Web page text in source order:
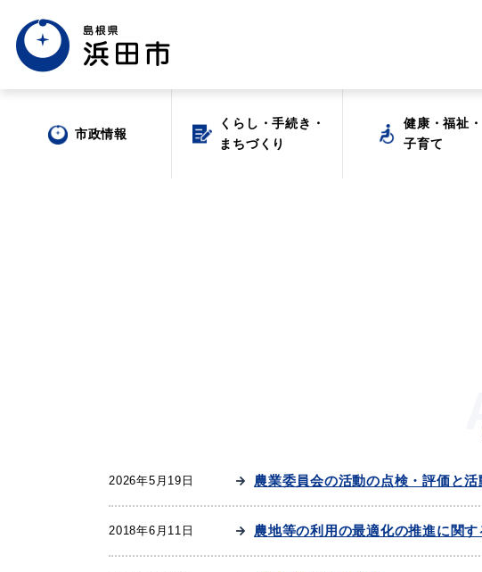
市政情報
くらし・手続き・
まちづくり
健康・福祉・
子育て
出会い・結婚 引っ越し・住まい
市政情報
くらし・手続き・
まちづくり
健康・福祉・
子育て
2026年5月19日 農業委員会の活動の点検・評価と
2018年6月11日 農地等の利用の最適化の推進に関